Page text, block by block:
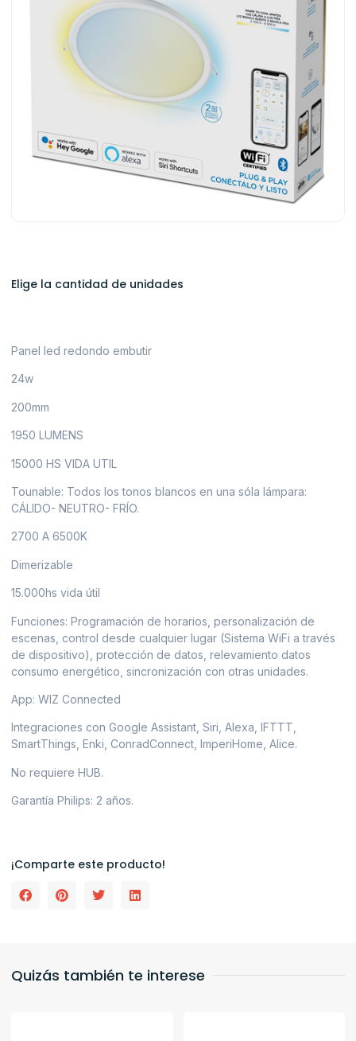
Elige la cantidad de unidades
Panel led redondo embutir
24w
200mm
1950 LUMENS
15000 HS VIDA UTIL
Tounable: Todos los tonos blancos en una sóla lámpara:
CÁLIDO- NEUTRO- FRÍO.
2700 A 6500K
Dimerizable
15.000hs vida útil
Funciones: Programación de horarios, personalización de
escenas, control desde cualquier lugar (Sistema WiFi a través
de dispositivo), protección de datos, relevamiento datos
consumo energético, sincronización con otras unidades.
App: WIZ Connected
Integraciones con Google Assistant, Siri, Alexa, IFTTT,
SmartThings, Enki, ConradConnect, ImperiHome, Alice.
No requiere HUB.
Garantía Philips: 2 años.
¡Comparte este producto!
Quizás también te interese